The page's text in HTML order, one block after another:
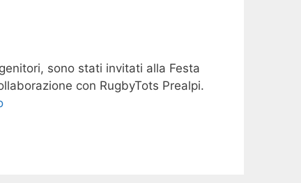
sono stati invitati alla Festa
con RugbyTots Prealpi.